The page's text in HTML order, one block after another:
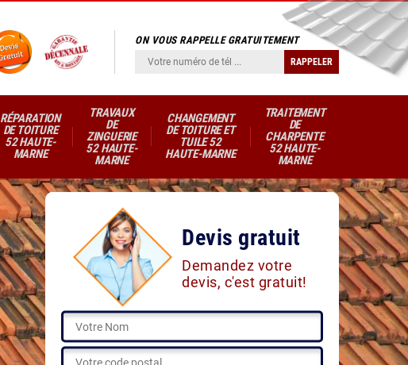
ON VOUS RAPPELLE GRATUITEMENT
RÉPARATION
DE TOITURE
52 HAUTE-
MARNE
TRAVAUX
DE
ZINGUERIE
52 HAUTE-
MARNE
CHANGEMENT
DE TOITURE ET
TUILE 52
HAUTE-MARNE
TRAITEMENT
DE
CHARPENTE
52 HAUTE-
MARNE
Devis gratuit
Demandez votre
devis, c'est gratuit!